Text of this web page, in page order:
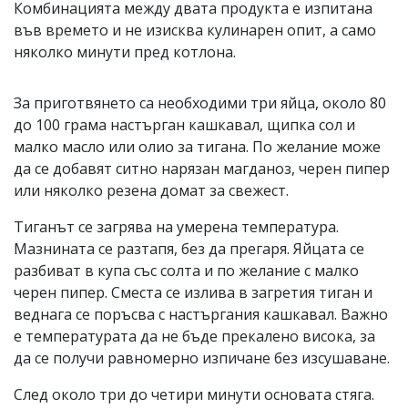
Комбинацията между двата продукта е изпитана
във времето и не изисква кулинарен опит, а само
няколко минути пред котлона.
За приготвянето са необходими три яйца, около 80
до 100 грама настърган кашкавал, щипка сол и
малко масло или олио за тигана. По желание може
да се добавят ситно нарязан магданоз, черен пипер
или няколко резена домат за свежест.
Тиганът се загрява на умерена температура.
Мазнината се разтапя, без да прегаря. Яйцата се
разбиват в купа със солта и по желание с малко
черен пипер. Сместа се излива в загретия тиган и
веднага се поръсва с настъргания кашкавал. Важно
е температурата да не бъде прекалено висока, за
да се получи равномерно изпичане без изсушаване.
След около три до четири минути основата стяга.